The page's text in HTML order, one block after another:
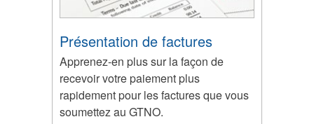
Présentation de factures
Apprenez-en plus sur la façon de
recevoir votre paiement plus
rapidement pour les factures que vous
soumettez au GTNO.